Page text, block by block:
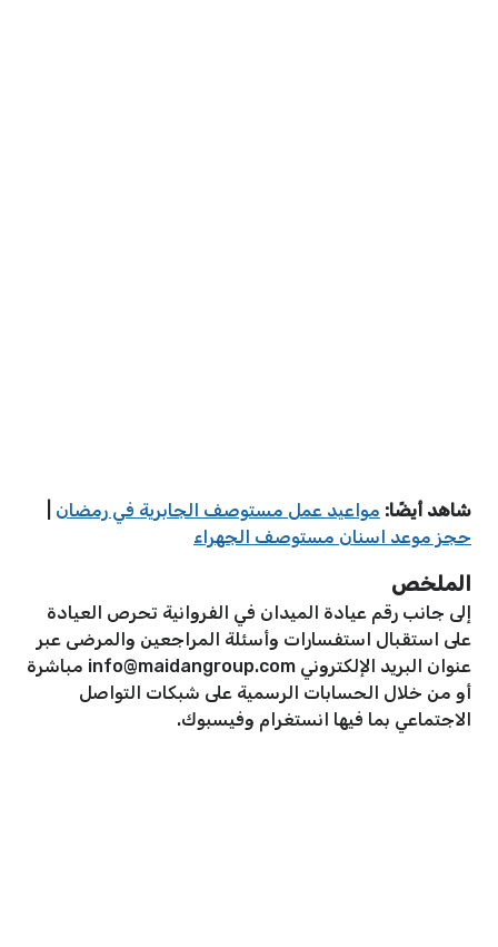
شاهد أيضًا: مواعيد عمل مستوصف الجابرية في رمضان
حجز موعد اسنان مستوصف الجهراء
الملخص
إلى جانب رقم عيادة الميدان في الفروانية تحرص العيادة
على استقبال استفسارات وأسئلة المراجعين والمرضى عبر
عنوان البريد الإلكتروني info@maidangroup.com مباشرة
أو من خلال الحسابات الرسمية على شبكات التواصل
الاجتماعي بما فيها انستغرام وفيسبوك.